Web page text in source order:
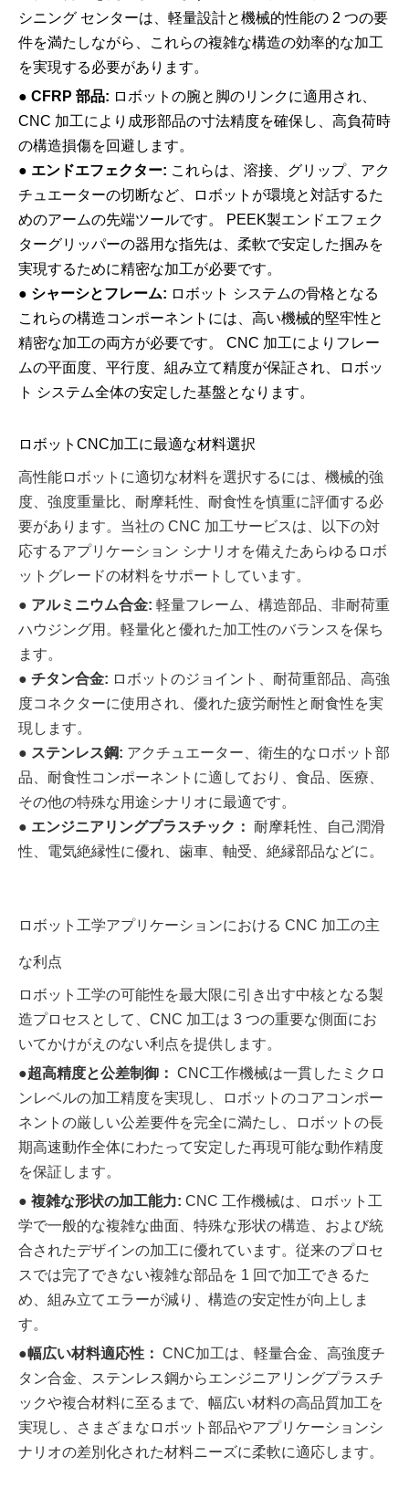
シニング センターは、軽量設計と機械的性能の 2 つの要
件を満たしながら、これらの複雑な構造の効率的な加工
を実現する必要があります。
● CFRP 部品: ロボットの腕と脚のリンクに適用され、
CNC 加工により成形部品の寸法精度を確保し、高負荷時
の構造損傷を回避します。
● エンドエフェクター: これらは、溶接、グリップ、アク
チュエーターの切断など、ロボットが環境と対話するた
めのアームの先端ツールです。 PEEK製エンドエフェク
ターグリッパーの器用な指先は、柔軟で安定した掴みを
実現するために精密な加工が必要です。
● シャーシとフレーム: ロボット システムの骨格となる
これらの構造コンポーネントには、高い機械的堅牢性と
精密な加工の両方が必要です。 CNC 加工によりフレー
ムの平面度、平行度、組み立て精度が保証され、ロボッ
ト システム全体の安定した基盤となります。
ロボットCNC加工に最適な材料選択
高性能ロボットに適切な材料を選択するには、機械的強
度、強度重量比、耐摩耗性、耐食性を慎重に評価する必
要があります。当社の CNC 加工サービスは、以下の対
応するアプリケーション シナリオを備えたあらゆるロボ
ットグレードの材料をサポートしています。
● アルミニウム合金: 軽量フレーム、構造部品、非耐荷重
ハウジング用。軽量化と優れた加工性のバランスを保ち
ます。
● チタン合金: ロボットのジョイント、耐荷重部品、高強
度コネクターに使用され、優れた疲労耐性と耐食性を実
現します。
● ステンレス鋼: アクチュエーター、衛生的なロボット部
品、耐食性コンポーネントに適しており、食品、医療、
その他の特殊な用途シナリオに最適です。
● エンジニアリングプラスチック： 耐摩耗性、自己潤滑
性、電気絶縁性に優れ、歯車、軸受、絶縁部品などに。
ロボット工学アプリケーションにおける CNC 加工の主
な利点
ロボット工学の可能性を最大限に引き出す中核となる製
造プロセスとして、CNC 加工は 3 つの重要な側面にお
いてかけがえのない利点を提供します。
●超高精度と公差制御： CNC工作機械は一貫したミクロ
ンレベルの加工精度を実現し、ロボットのコアコンポー
ネントの厳しい公差要件を完全に満たし、ロボットの長
期高速動作全体にわたって安定した再現可能な動作精度
を保証します。
● 複雑な形状の加工能力: CNC 工作機械は、ロボット工
学で一般的な複雑な曲面、特殊な形状の構造、および統
合されたデザインの加工に優れています。従来のプロセ
スでは完了できない複雑な部品を 1 回で加工できるた
め、組み立てエラーが減り、構造の安定性が向上しま
す。
●幅広い材料適応性： CNC加工は、軽量合金、高強度チ
タン合金、ステンレス鋼からエンジニアリングプラスチ
ックや複合材料に至るまで、幅広い材料の高品質加工を
実現し、さまざまなロボット部品やアプリケーションシ
ナリオの差別化された材料ニーズに柔軟に適応します。